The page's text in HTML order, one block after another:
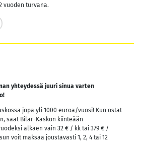
vuoden turvana.
yhteydessä juuri sinua varten
jopa yli 1000 euroa/vuosi! Kun ostat
saat Bilar-Kaskon kiinteään
alkaen vain 32 € / kk tai 379 € /
voit maksaa joustavasti 1, 2, 4 tai 12